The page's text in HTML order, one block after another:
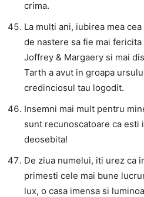
crima.
La multi ani, iubirea mea
de nastere sa fie mai
Joffrey & Margaery si mai
Tarth a avut in groapa
credinciosul tau logodit.
Insemni mai mult pentru
sunt recunoscatoare ca esti
deosebita!
De ziua numelui, iti urez ca
primesti cele mai bune
lux, o casa imensa si